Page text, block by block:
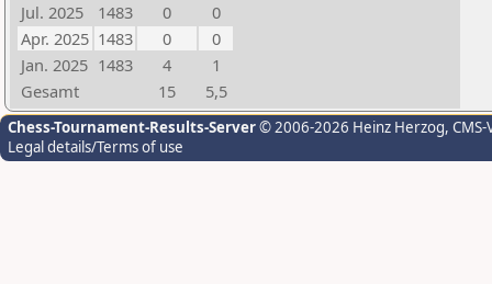
Jul. 2025
1483 0
0
Apr. 2025 1483 0
0
Jan. 2025 1483 4
1
Gesamt
15 5,5
Chess-Tournament-Results-Server© 2006-2026 Heinz Herzog,
Legal details/Terms of use